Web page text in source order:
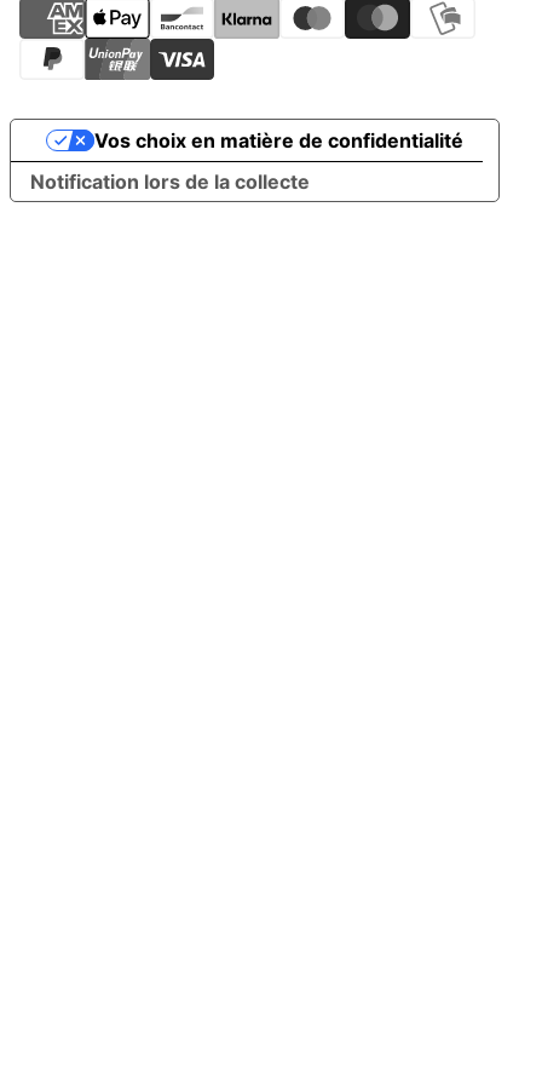
Notification lors de la collecte
Vos choix en matière de confidentialité